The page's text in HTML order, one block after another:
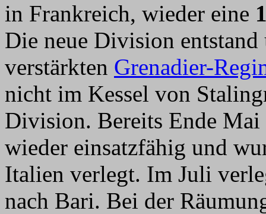
in Frankreich, wieder eine
Die neue Division
verstärkten Grenadier-
nicht im Kessel von
Division. Bereits Ende
wieder einsatzfähig und
Italien verlegt. Im Juli
nach Bari. Bei der